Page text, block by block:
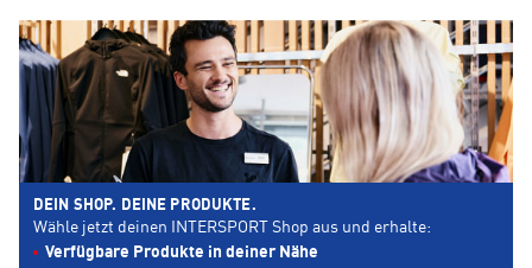
DEIN SHOP. DEINE PRODUKTE.
Wähle jetzt deinen INTERSPORT Shop aus und erhalte:
Verfügbare Produkte in deiner Nähe